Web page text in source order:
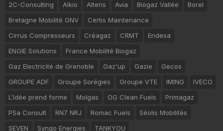
2C-Consulting Alkio Altens Avia Biogaz Vallée
Borel
Bretagne Mobilité GNV
Certis Maintenance
Cirrus Compresseurs
Créagaz CRMT
Endesa
ENGIE Solutions
France Mobilité Biogaz
Gaz Electricité de Grenoble
Gaz'up Gazie
Gecos
GROUPE ADF
Groupe Sorégies Groupe VTE IMING
IVECO
L’idée prend forme
Molgas OG Clean Fuels
Primagaz
PSa Consult
RN7 NRJ Romac Fuels
Séolis Mobilités
SEVEN
Synqo Energies TANKYOU